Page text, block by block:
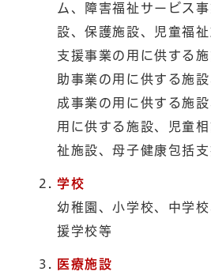
ム、障害福祉サービス
設、保護施設、児童福
支援事業の用に供する
助事業の用に供する施
成事業の用に供する施
用に供する施設、児童
祉施設、母子健康包括
学校
幼稚園、小学校、中学
援学校等
医療施設